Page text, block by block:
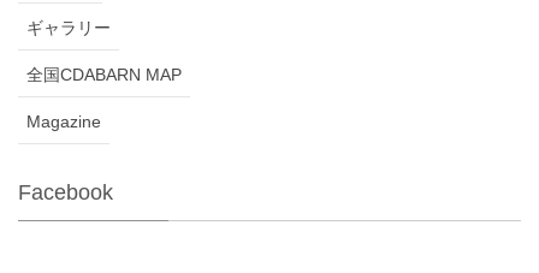
ギャラリー
全国CDABARN MAP
Magazine
Facebook